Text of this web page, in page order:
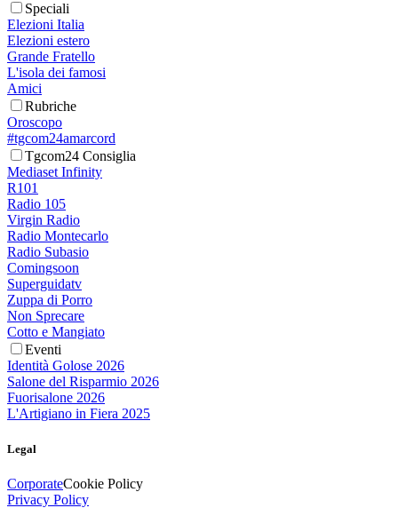
Speciali
Elezioni Italia
Elezioni estero
Grande Fratello
L'isola dei famosi
Amici
Rubriche
Oroscopo
#tgcom24amarcord
Tgcom24 Consiglia
Mediaset Infinity
R101
Radio 105
Virgin Radio
Radio Montecarlo
Radio Subasio
Comingsoon
Superguidatv
Zuppa di Porro
Non Sprecare
Cotto e Mangiato
Eventi
Identità Golose 2026
Salone del Risparmio 2026
Fuorisalone 2026
L'Artigiano in Fiera 2025
Legal
CorporateCookie Policy
Privacy Policy